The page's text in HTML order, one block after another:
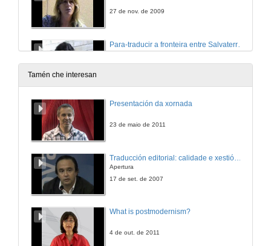
27 de nov. de 2009
27 de nov. de 2009
Tamén che interesan
Presentación da xornada
23 de maio de 2011
Apertura
17 de set. de 2007
What is postmodernism?
4 de out. de 2011